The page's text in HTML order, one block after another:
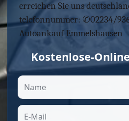
erreichen Sie uns
telefonnummer: ✆02234/
Autoankauf Emmelshausen
Kostenlose-